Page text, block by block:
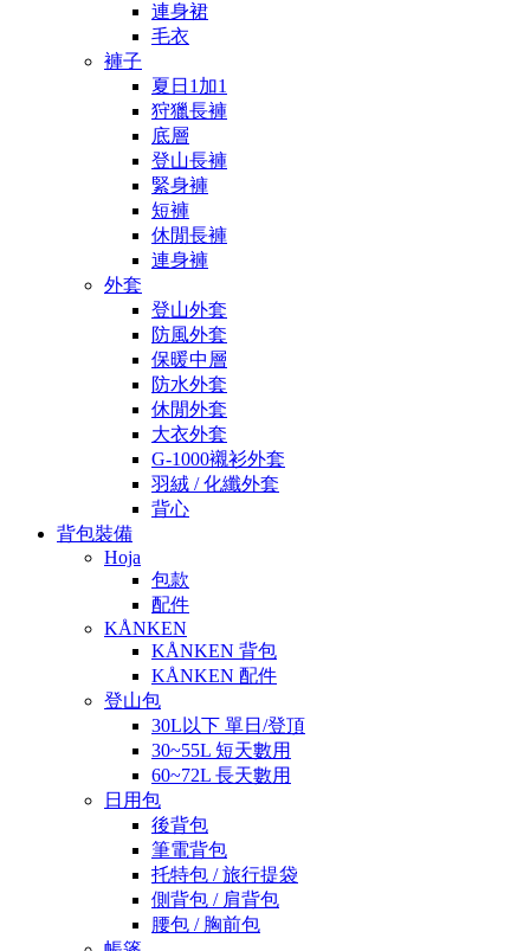
連身裙
毛衣
褲子
夏日1加1
狩獵長褲
底層
登山長褲
緊身褲
短褲
休閒長褲
連身褲
外套
登山外套
防風外套
保暖中層
防水外套
休閒外套
大衣外套
G-1000襯衫外套
羽絨 / 化纖外套
背心
背包裝備
Hoja
包款
配件
KÅNKEN
KÅNKEN 背包
KÅNKEN 配件
登山包
30L以下 單日/登頂
30~55L 短天數用
60~72L 長天數用
日用包
後背包
筆電背包
托特包 / 旅行提袋
側背包 / 肩背包
腰包 / 胸前包